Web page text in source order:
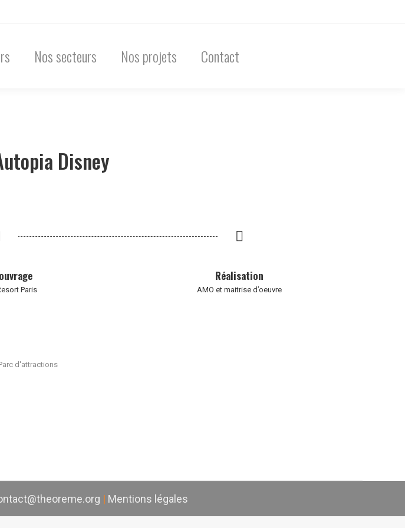
Nos secteurs Nos projets Contact
Disney
Paris
Réalisation
AMO et maitrise d’oeuvre
d'attractions
| Mentions légales